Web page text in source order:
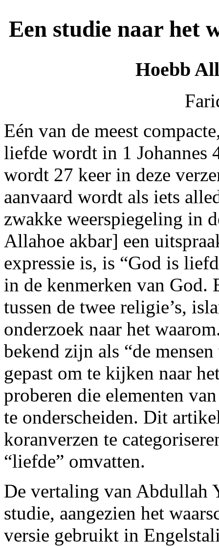
Een studie naar het
Hoebb
Eén van de meest
liefde wordt in 1 Johannes
wordt 27 keer in deze
aanvaard wordt als iets
zwakke weerspiegeling in
Allahoe akbar] een
expressie is, is “God is
in de kenmerken van God.
tussen de twee religie’s,
onderzoek naar het
bekend zijn als “de
gepast om te kijken naar
proberen die elementen
te onderscheiden. Dit
koranverzen te
“liefde” omvatten.
De vertaling van Abdullah
studie, aangezien het
versie gebruikt in